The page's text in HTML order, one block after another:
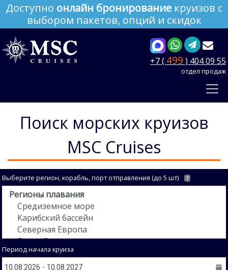
Доступно онлайн бронирование круизов с
выбором пакетов, опций и скидок
+7 ( 499 ) 404 09 55
отдел продаж
Поиск морских круизов
MSC Cruises
Выберите регион, корабль, порт отправления (до 5 шт) ?
Период начала круиза